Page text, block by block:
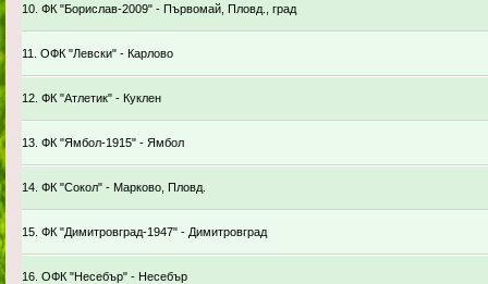
10. ФК "Борислав-2009" - Първомай, Пловд., град
11. ОФК "Левски" - Карлово
12. ФК "Атлетик" - Куклен
13. ФК "Ямбол-1915" - Ямбол
14. ФК "Сокол" - Марково, Пловд.
15. ФК "Димитровград-1947" - Димитровград
16. ОФК "Несебър" - Несебър